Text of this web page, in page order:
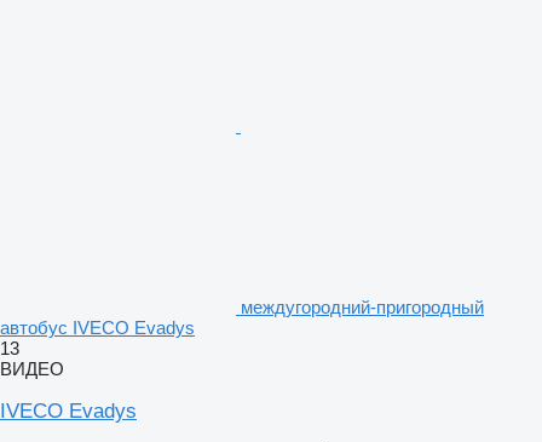
междугородний-пригородный
автобус IVECO Evadys
13
ВИДЕО
IVECO Evadys